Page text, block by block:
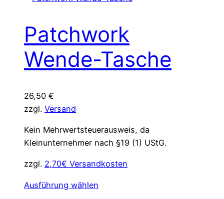
Varianten
auf.
Die
Produktseite
gewählt
Patchwork
Wende-Tasche
26,50 €
zzgl. Versand
Kein Mehrwertsteuerausweis, da
Kleinunternehmer nach §19 (1) UStG.
zzgl. 2,70€ Versandkosten
Ausführung wählen